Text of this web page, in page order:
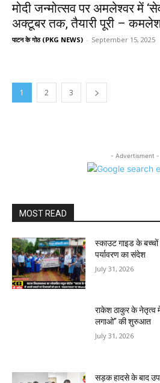
मोदी जन्मोत्सव पर अमलेश्वर में
अक्टूबर तक, तैयारी पूरी –
पाटन के गोठ (PKG NEWS) - September 15, 2025
1 2 3
- Advertisment -
MOST READ
स्काउट गाइड के बच्चों
पर्यावरण का संदेश
July 31, 2026
राकेश ठाकुर के नेतृत्व में
लगाओ” की शुरुआत
July 31, 2026
सड़क हादसे के बाद